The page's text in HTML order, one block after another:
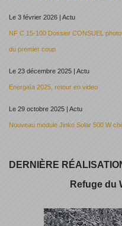
Le 3 février 2026 | Actu
NF C 15-100 Dossier CONSUEL
du premier coup
Le 23 décembre 2025 | Actu
Energaïa 2025, retour en video
Le 29 octobre 2025 | Actu
Nouveau module Jinko Solar 500 W
DERNIÈRE
Refuge du